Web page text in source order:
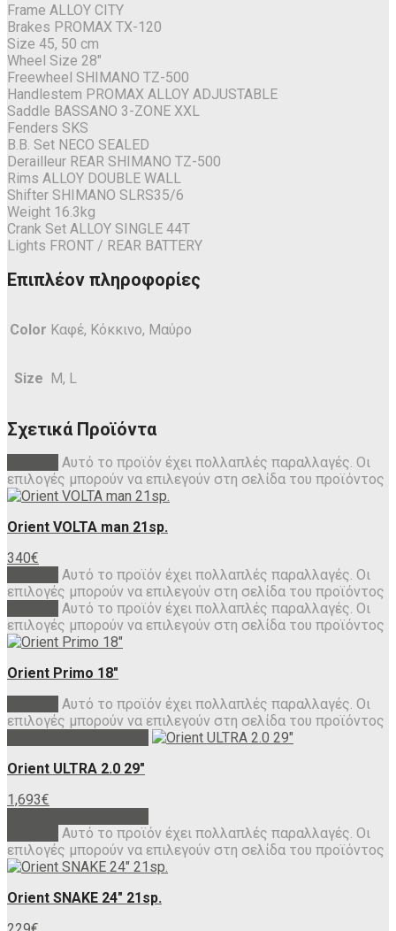
Frame ALLOY CITY
Brakes PROMAX TX-120
Size 45, 50 cm
Wheel Size 28″
Freewheel SHIMANO TZ-500
Handlestem PROMAX ALLOY ADJUSTABLE
Saddle BASSANO 3-ZONE XXL
Fenders SKS
B.B. Set NECO SEALED
Derailleur REAR SHIMANO TZ-500
Rims ALLOY DOUBLE WALL
Shifter SHIMANO SLRS35/6
Weight 16.3kg
Crank Set ALLOY SINGLE 44T
Lights FRONT / REAR BATTERY
Επιπλέον πληροφορίες
Color Καφέ, Κόκκινο, Μαύρο
Size M, L
Σχετικά Προϊόντα
Αυτό το προϊόν έχει πολλαπλές παραλλαγές. Οι
επιλογές μπορούν να επιλεγούν στη σελίδα του προϊόντος
Orient VOLTA man 21sp.
340€
Αυτό το προϊόν έχει πολλαπλές παραλλαγές. Οι
επιλογές μπορούν να επιλεγούν στη σελίδα του προϊόντος
Αυτό το προϊόν έχει πολλαπλές παραλλαγές. Οι
επιλογές μπορούν να επιλεγούν στη σελίδα του προϊόντος
Orient Primo 18″
Αυτό το προϊόν έχει πολλαπλές παραλλαγές. Οι
επιλογές μπορούν να επιλεγούν στη σελίδα του προϊόντος
Orient ULTRA 2.0 29″
1,693€
Αυτό το προϊόν έχει πολλαπλές παραλλαγές. Οι
επιλογές μπορούν να επιλεγούν στη σελίδα του προϊόντος
Orient SNAKE 24″ 21sp.